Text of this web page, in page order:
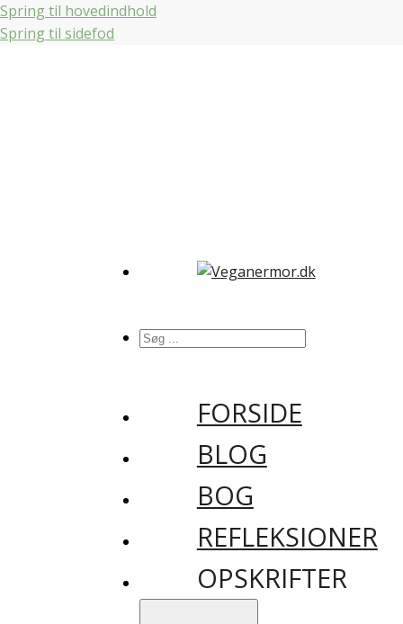
Spring til hovedindhold
Spring til sidefod
Søg
FORSIDE
BLOG
BOG
REFLEKSIONER
OPSKRIFTER